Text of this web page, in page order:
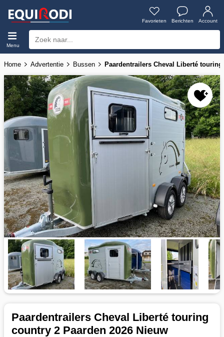
Favorieten Berichten Account
Menu
Home Advertentie Bussen Paardentrailers Cheval Liberté
Paardentrailers Cheval Liberté touring
country 2 Paarden 2026 Nieuw